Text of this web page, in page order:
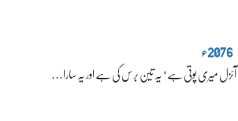
2076ء
آئزل میری پوتی ہے‘ یہ تین برس کی ہے اور یہ سارا…